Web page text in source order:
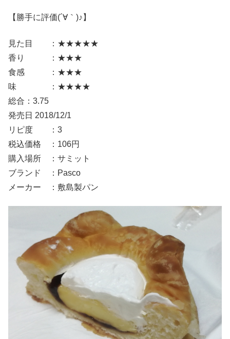
【勝手に評価(´∀｀)♪】
見た目 ：★★★★★
香り ：★★★
食感 ：★★★
味 ：★★★★
総合：3.75
発売日 2018/12/1
リピ度 ：3
税込価格 ：106円
購入場所 ：サミット
ブランド ：Pasco
メーカー ：敷島製パン